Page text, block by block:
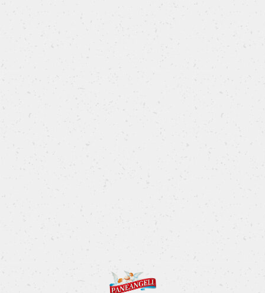
Un intreccio salato, soffice e scenografico